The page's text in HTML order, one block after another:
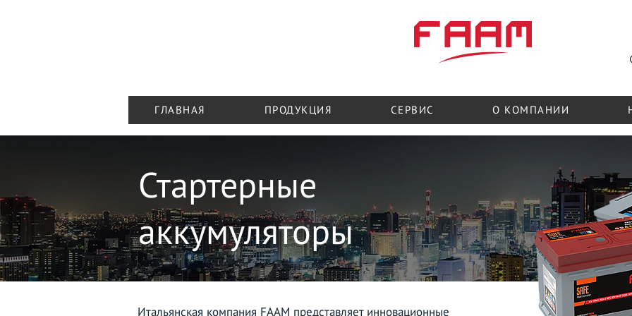
ГЛАВНАЯ ПРОДУКЦИЯ СЕРВИС О КОМПАНИИ
Итальянская компания FAAM представляет инновационные
Стартерные
аккумуляторы